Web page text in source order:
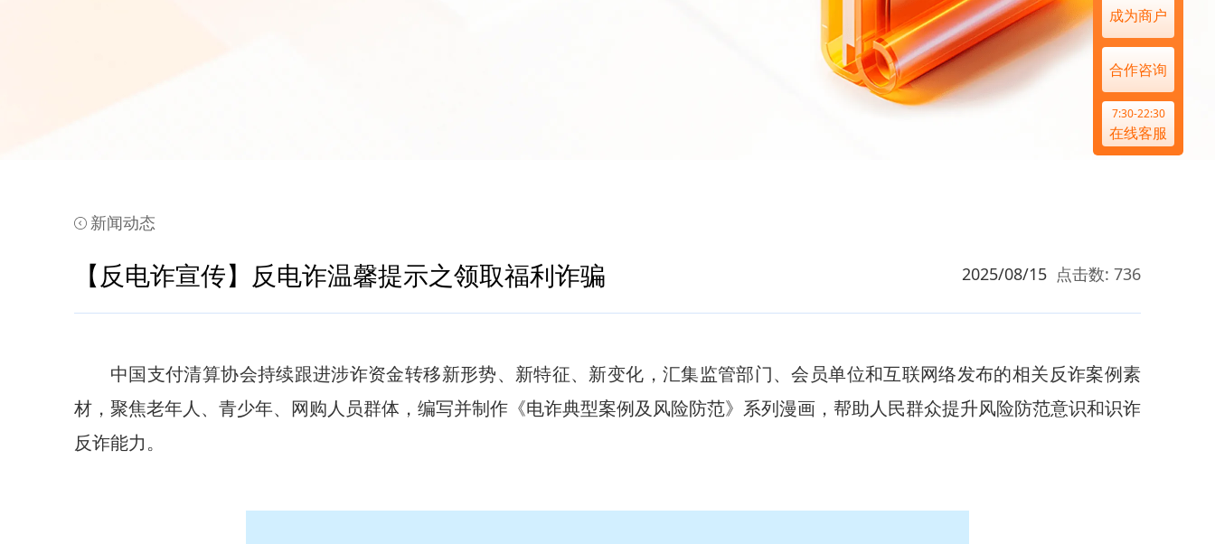
新闻动态
【反电诈宣传】反电诈温馨提示之领取福利诈骗 2025/08/15 点击数: 736
中国支付清算协会持续跟进涉诈资金转移新形势、新特征、新变化，汇集监管部门、会员单位和互联网络发布的相关反诈案例素
材，聚焦老年人、青少年、网购人员群体，编写并制作《电诈典型案例及风险防范》系列漫画，帮助人民群众提升风险防范意识和识诈
反诈能力。
成为商户
合作咨询
7:30-22:30
在线客服